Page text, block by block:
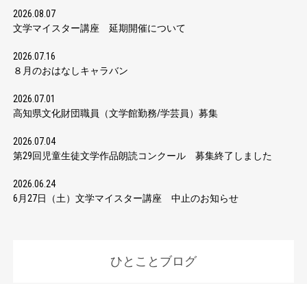
2026.08.07
文学マイスター講座 延期開催について
2026.07.16
８月のおはなしキャラバン
2026.07.01
高知県文化財団職員（文学館勤務/学芸員）募集
2026.07.04
第29回児童生徒文学作品朗読コンクール 募集終了しました
2026.06.24
6月27日（土）文学マイスター講座 中止のお知らせ
ひとことブログ